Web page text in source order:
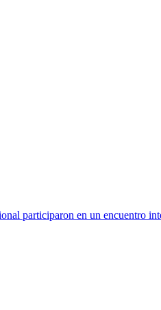
participaron en un encuentro